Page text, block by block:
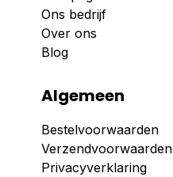
Ons bedrijf
Over ons
Blog
Algemeen
Bestelvoorwaarden
Verzendvoorwaarden
Privacyverklaring